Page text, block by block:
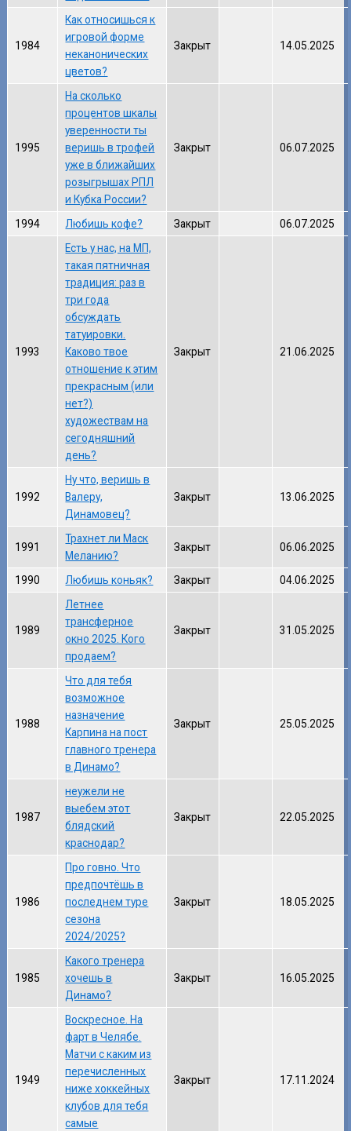
1984
Как относишься к
игровой форме
неканонических
цветов?
Закрыт 14.05.2025
1995
На сколько
процентов шкалы
уверенности ты
веришь в трофей
уже в ближайших
розыгрышах РПЛ
и Кубка России?
Закрыт 06.07.2025
1994 Любишь кофе? Закрыт 06.07.2025
1993
Есть у нас, на МП,
такая пятничная
традиция: раз в
три года
обсуждать
татуировки.
Каково твое
отношение к этим
прекрасным (или
нет?)
художествам на
сегодняшний
день?
Закрыт 21.06.2025
1992
Ну что, веришь в
Валеру,
Динамовец?
Закрыт 13.06.2025
1991
Трахнет ли Маск
Меланию?
Закрыт 06.06.2025
1990 Любишь коньяк? Закрыт 04.06.2025
1989
Летнее
трансферное
окно 2025. Кого
продаем?
Закрыт 31.05.2025
1988
Что для тебя
возможное
назначение
Карпина на пост
главного тренера
в Динамо?
Закрыт 25.05.2025
1987
неужели не
выебем этот
блядский
краснодар?
Закрыт 22.05.2025
1986
Про говно. Что
предпочтёшь в
последнем туре
сезона
2024/2025?
Закрыт 18.05.2025
1985
Какого тренера
хочешь в
Динамо?
Закрыт 16.05.2025
1949
Воскресное. На
фарт в Челябе.
Матчи с каким из
перечисленных
ниже хоккейных
клубов для тебя
самые
Закрыт 17.11.2024